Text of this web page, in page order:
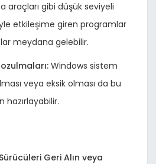
araçları gibi düşük seviyeli
etkileşime giren programlar
meydana gelebilir.
Windows sistem
veya eksik olması da bu
Geri Alın veya